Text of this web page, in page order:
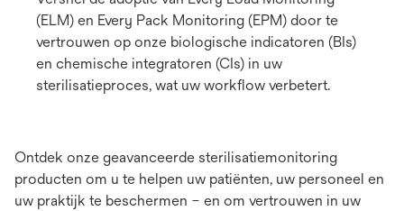
(ELM) en Every Pack Monitoring (EPM) door te
vertrouwen op onze biologische indicatoren (BIs)
en chemische integratoren (CIs) in uw
sterilisatieproces, wat uw workflow verbetert.
Ontdek onze geavanceerde sterilisatiemonitoring
producten om u te helpen uw patiënten, uw personeel en
uw praktijk te beschermen – en om vertrouwen in uw